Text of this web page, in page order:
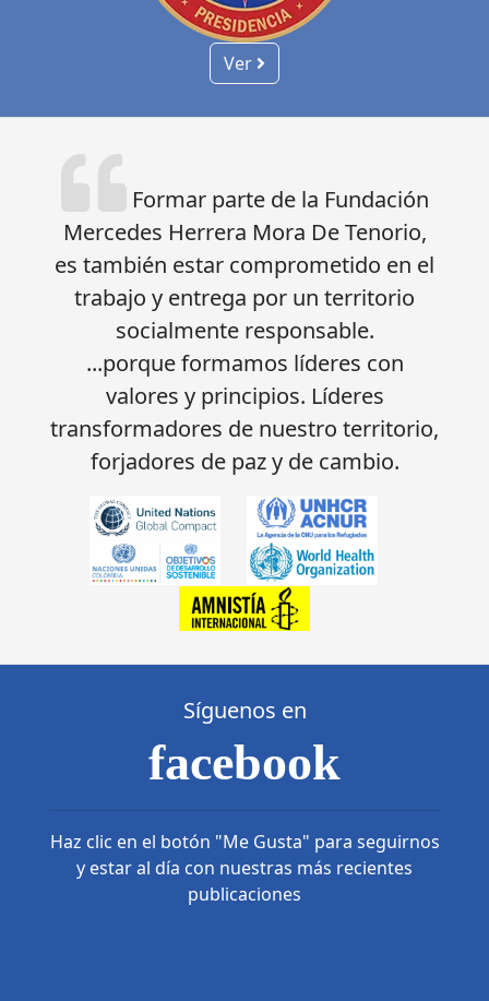
Ver
Formar parte de la Fundación
Mercedes Herrera Mora De Tenorio,
es también estar comprometido en el
trabajo y entrega por un territorio
socialmente responsable.
...porque formamos líderes con
valores y principios. Líderes
transformadores de nuestro territorio,
forjadores de paz y de cambio.
Síguenos en
facebook
Haz clic en el botón "Me Gusta" para seguirnos
y estar al día con nuestras más recientes
publicaciones